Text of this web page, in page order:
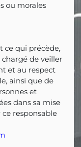
ou morales
ce qui précède,
chargé de veiller
et au respect
ainsi que de
et
dans sa mise
responsable